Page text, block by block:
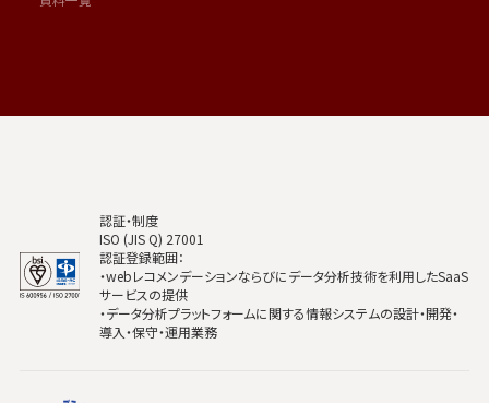
認証・制度
ISO (JIS Q) 27001
認証登録範囲：
・webレコメンデーションならびにデータ分析技術を利用したSaaS
サービスの提供
・データ分析プラットフォームに関する情報システムの設計・開発・
導入・保守・運用業務